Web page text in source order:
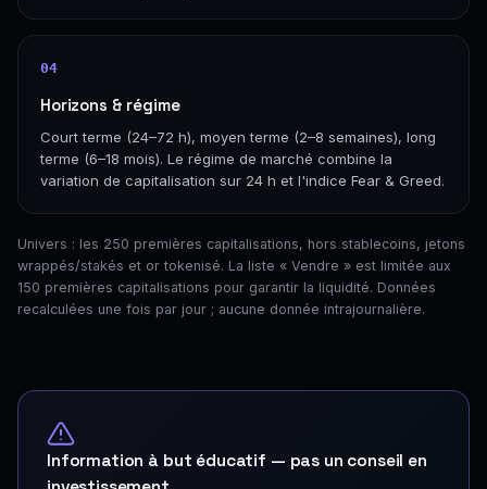
04
Horizons & régime
Court terme (24–72 h), moyen terme (2–8 semaines), long
terme (6–18 mois). Le régime de marché combine la
variation de capitalisation sur 24 h et l'indice Fear & Greed.
Univers : les 250 premières capitalisations, hors stablecoins, jetons
wrappés/stakés et or tokenisé. La liste « Vendre » est limitée aux
150 premières capitalisations pour garantir la liquidité. Données
recalculées une fois par jour ; aucune donnée intrajournalière.
Information à but éducatif — pas un conseil en